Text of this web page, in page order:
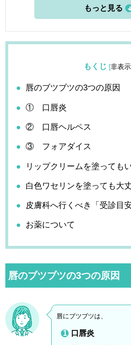
横浜栄共済病院 形成外科
2021年 ルサンククリニック銀座院 院
を経て2024年JUN CLINIC横浜 就任
もくじ [非表示
唇のブツブツの3つの原因
① 口唇炎
② 口唇ヘルペス
③ フォアダイス
リップクリームを塗っても
白色ワセリンを塗っても大
皮膚科へ行くべき「受診目安
お薬について
唇のブツブツの3つの原因
唇にブツブツは、
口唇炎